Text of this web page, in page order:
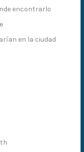
encontrarlo
en la ciudad